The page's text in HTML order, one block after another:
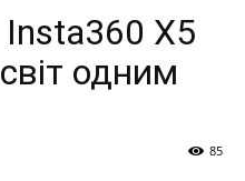
X5
одним
85